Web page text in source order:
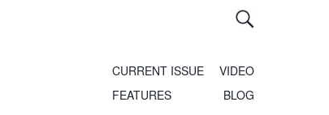
CURRENT ISSUE
VIDEO
FEATURES
BLOG